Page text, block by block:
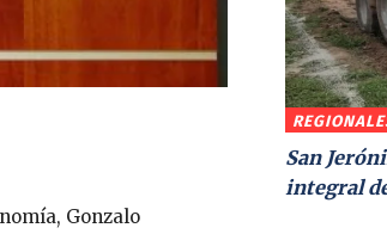
Gonzalo
San
integral